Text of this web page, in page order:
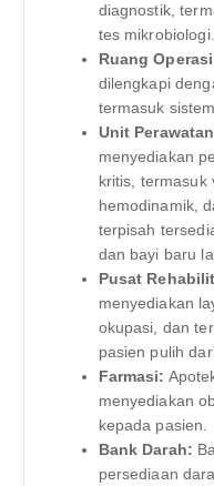
diagnostik,
tes mikrobiologi.
Ruang
dilengkapi
termasuk
Unit
menyediakan
kritis, termasuk
hemodinamik,
terpisah
dan bayi baru
Pusat
menyediakan
okupasi, dan
pasien pulih
Farmasi:
menyediakan
kepada pasien.
Bank Darah:
persediaan